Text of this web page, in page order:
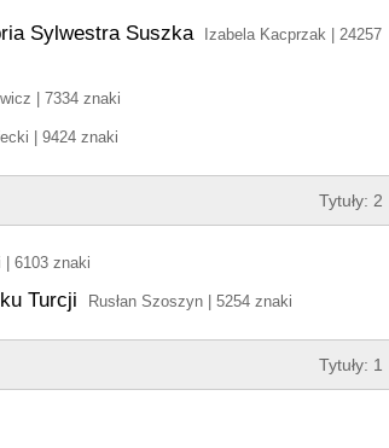
Sylwestra Suszka
Izabela Kacprzak | 24257
| 7334 znaki
| 9424 znaki
Tytuły: 2
6103 znaki
Turcji Rusłan Szoszyn | 5254 znaki
Tytuły: 1